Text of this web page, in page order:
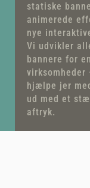
statiske
animerede
nye
Vi udvikler
bannere for
virksomheder
hjælpe jer
ud med et
aftryk.